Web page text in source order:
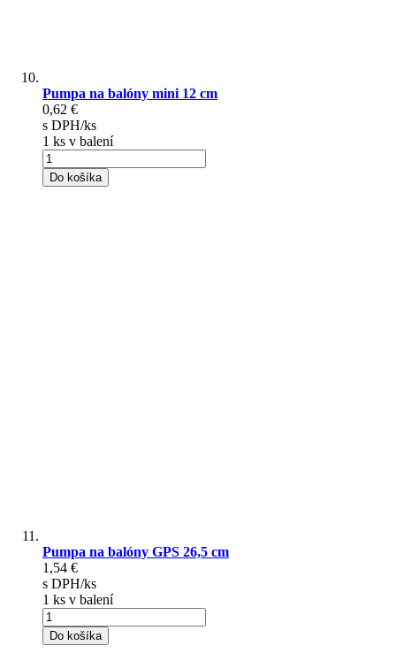
Pumpa na balóny mini 12 cm
0,62 €
s DPH/ks
1 ks v balení
Do košíka
Pumpa na balóny GPS 26,5 cm
1,54 €
s DPH/ks
1 ks v balení
Do košíka